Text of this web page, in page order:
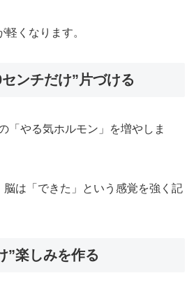
くなります。
ンチだけ”片づける
「やる気ホルモン」を増やしま
脳は「できた」という感覚を強く記
楽しみを作る